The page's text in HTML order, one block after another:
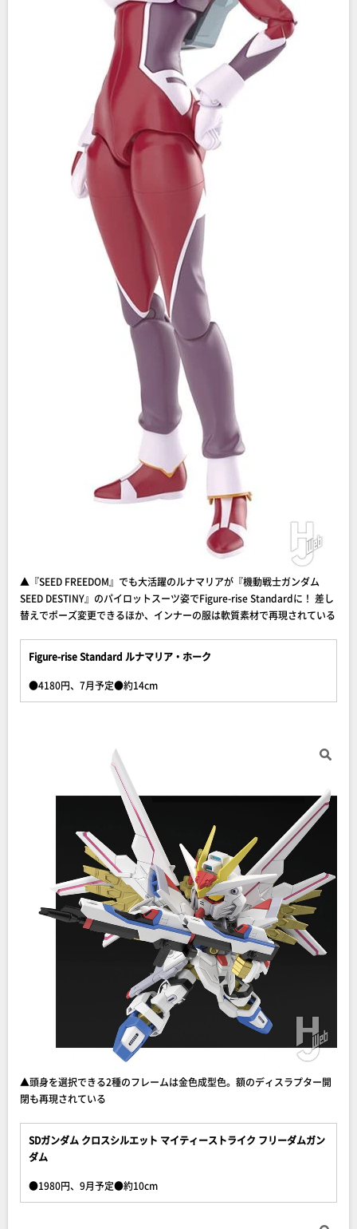
▲『SEED FREEDOM』でも大活躍のルナマリアが『機動戦士ガンダム
SEED DESTINY』のパイロットスーツ姿でFigure-rise Standardに！ 差し
替えでポーズ変更できるほか、インナーの服は軟質素材で再現されている
Figure-rise Standard ルナマリア・ホーク
●4180円、7月予定●約14cm
▲頭身を選択できる2種のフレームは金色成型色。額のディスラプター開
閉も再現されている
SDガンダム クロスシルエット マイティーストライク フリーダムガン
ダム
●1980円、9月予定●約10cm